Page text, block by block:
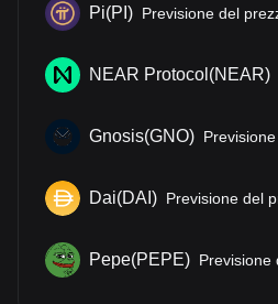
Pi(PI ) Previsione del
NEAR Protocol (NEAR)
Gnosis(GNO)
Dai(DAI ) Previsione del
Pepe(PEPE) Previsione